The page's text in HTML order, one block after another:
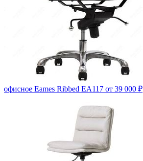
офисное Eames Ribbed EA117 от 39 000 ₽